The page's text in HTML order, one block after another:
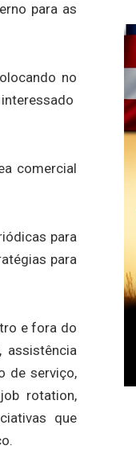
para as
no
comercial
para
para
e fora do
assistência
de serviço,
rotation,
que